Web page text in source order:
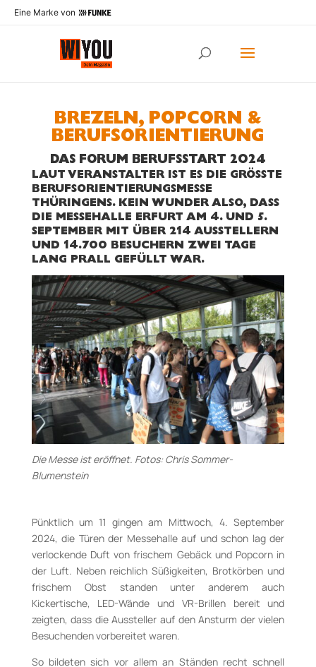
Eine Marke von
BREZELN, POPCORN &
BERUFSORIENTIERUNG
DAS FORUM BERUFSSTART 2024
LAUT VERANSTALTER IST ES DIE GRÖSSTE B
ERUFSORIENTIERUNGSMESSE T
HÜRINGENS. KEIN WUNDER ALSO, DASS D
IE MESSEHALLE ERFURT AM 4. UND 5. S
EPTEMBER MIT ÜBER 214 AUSSTELLERN U
ND 14.700 BESUCHERN ZWEI TAGE L
ANG PRALL GEFÜLLT WAR.
Die Messe ist eröffnet. Fotos: Chris Sommer-
Blumenstein
Pünktlich um 11 gingen am Mittwoch, 4. September
2024, die Türen der Messehalle auf und schon lag der
verlockende Duft von frischem Gebäck und Popcorn in
der Luft. Neben reichlich Süßigkeiten, Brotkörben und
frischem Obst standen unter anderem auch
Kickertische, LED-Wände und VR-Brillen bereit und
zeigten, dass die Aussteller auf den Ansturm der vielen
Besuchenden vorbereitet waren.
So bildeten sich vor allem an Ständen recht schnell